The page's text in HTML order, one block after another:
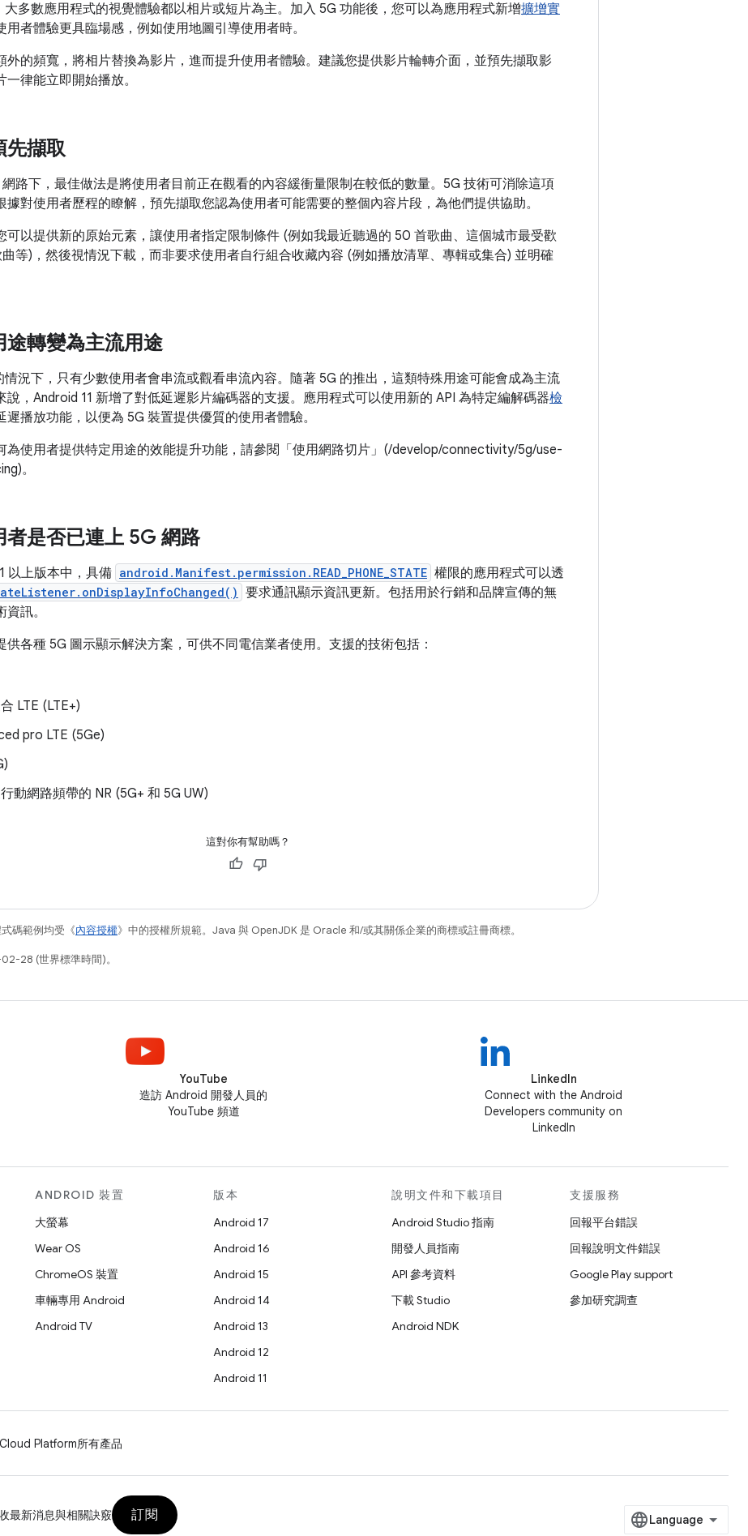
大多數應用程式的視覺體驗都以相片或短片為主。加入 5G 功能後，您可以為應用程式新增擴增實
用者體驗更具臨場感，例如使用地圖引導使用者時。
外的頻寬，將相片替換為影片，進而提升使用者體驗。建議您提供影片輪轉介面，並預先擷取影
一律能立即開始播放。
先擷取
路下，最佳做法是將使用者目前正在觀看的內容緩衝量限制在較低的數量。5G 技術可消除這項
據對使用者歷程的瞭解，預先擷取您認為使用者可能需要的整個內容片段，為他們提供協助。
可以提供新的原始元素，讓使用者指定限制條件 (例如我最近聽過的 50 首歌曲、這個城市最受歡
等)，然後視情況下載，而非要求使用者自行組合收藏內容 (例如播放清單、專輯或集合) 並明確
途轉變為主流用途
情況下，只有少數使用者會串流或觀看串流內容。隨著 5G 的推出，這類特殊用途可能會成為主流
說，Android 11 新增了對低延遲影片編碼器的支援。應用程式可以使用新的 API 為特定編解碼器檢
遲播放功能，以便為 5G 裝置提供優質的使用者體驗。
為使用者提供特定用途的效能提升功能，請參閱「使用網路切片」(/develop/connectivity/5g/use-
。
者是否已連上 5G 網路
以上版本中，具備 android.Manifest.permission.READ_PHONE_STATE 權限的應用程式可以透
要求通訊顯示資訊更新。包括用於行銷和品牌宣傳的無
訊。
供各種 5G 圖示顯示解決方案，可供不同電信業者使用。支援的技術包括：
LTE (LTE+)
pro LTE (5Ge)
動網路頻帶的 NR (5G+ 和 5G UW)
這對你有幫助嗎？
碼範例均受《內容授權》中的授權所規範。Java 與 OpenJDK 是 Oracle 和/或其關係企業的商標或註冊商標。
28 (世界標準時間)。
YouTube
造訪 Android 開發人員的
YouTube 頻道
LinkedIn
Connect with the Android
Developers community on
LinkedIn
ANDROID 裝置
大螢幕
Wear OS
ChromeOS 裝置
車輛專用 Android
Android TV
版本
Android 17
Android 16
Android 15
Android 14
Android 13
Android 12
Android 11
說明文件和下載項目
Android Studio 指南
開發人員指南
API 參考資料
下載 Studio
Android NDK
支援服務
回報平台錯誤
回報說明文件錯誤
Google Play support
參加研究調查
Platform所有產品
最新消息與相關訣竅 訂閱